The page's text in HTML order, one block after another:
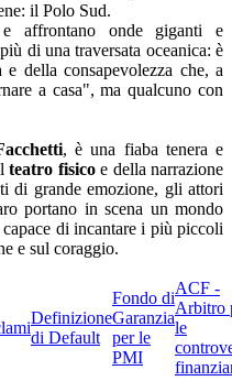
il Polo Sud.
e affrontano onde giganti e
di una traversata oceanica: è
della consapevolezza che, a
a casa", ma qualcuno con
, è una fiaba tenera e
teatro fisicoe della narrazione
di grande emozione, gli attori
portano in scena un mondo
di incantare i più piccoli
e sul coraggio.
Definizione
di Default
Fondo di
Garanzia
per le
PMI
ACF -
Arbitro
le